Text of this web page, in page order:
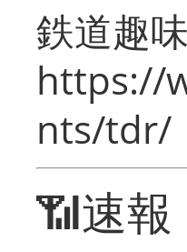
鉄道趣
https://
nts/tdr/
📶速